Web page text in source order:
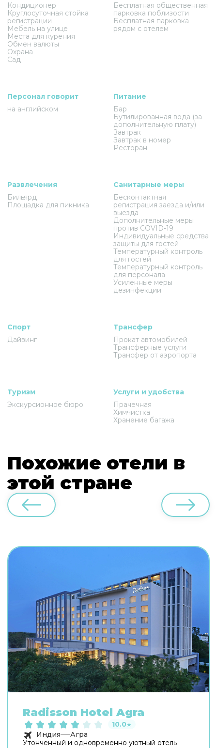
Кондиционер
Круглосуточная стойка
регистрации
Мебель на улице
Места для курения
Обмен валюты
Охрана
Сад
Бесплатная общественная
парковка поблизости
Бесплатная парковка
рядом с отелем
Персонал говорит
на английском
Питание
Бар
Бутилированная вода (за
дополнительную плату)
Завтрак
Завтрак в номер
Ресторан
Развлечения
Бильярд
Площадка для пикника
Санитарные меры
Бесконтактная
регистрация заезда и/или
выезда
Дополнительные меры
против COVID-19
Индивидуальные средства
защиты для гостей
Температурный контроль
для гостей
Температурный контроль
для персонала
Усиленные меры
дезинфекции
Спорт
Дайвинг
Трансфер
Прокат автомобилей
Трансферные услуги
Трансфер от аэропорта
Туризм
Экскурсионное бюро
Услуги и удобства
Прачечная
Химчистка
Хранение багажа
Похожие отели в
этой стране
Radisson Hotel Agra
10.0★
Индия
Агра
Утончённый и одновременно уютный отель